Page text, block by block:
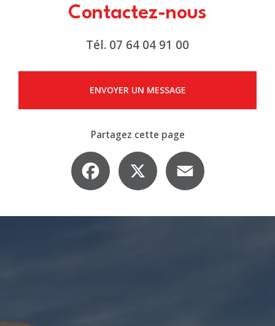
Contactez-nous
Tél. 07 64 04 91 00
ENVOYER UN MESSAGE
Partagez cette page
Facebook